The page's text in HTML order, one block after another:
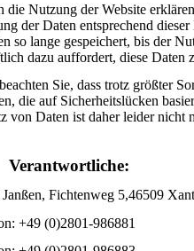
die Nutzung der Website
der Daten entsprechend
so lange gespeichert, bis der
dazu auffordert, diese Daten
Sie, dass trotz größter
die auf Sicherheitslücken
von Daten ist daher leider nicht
Fichtenweg 5,46509
+49 (0)2801-986881